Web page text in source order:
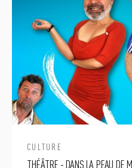
CULTURE
THÉÂTRE - DANS LA PEAU DE